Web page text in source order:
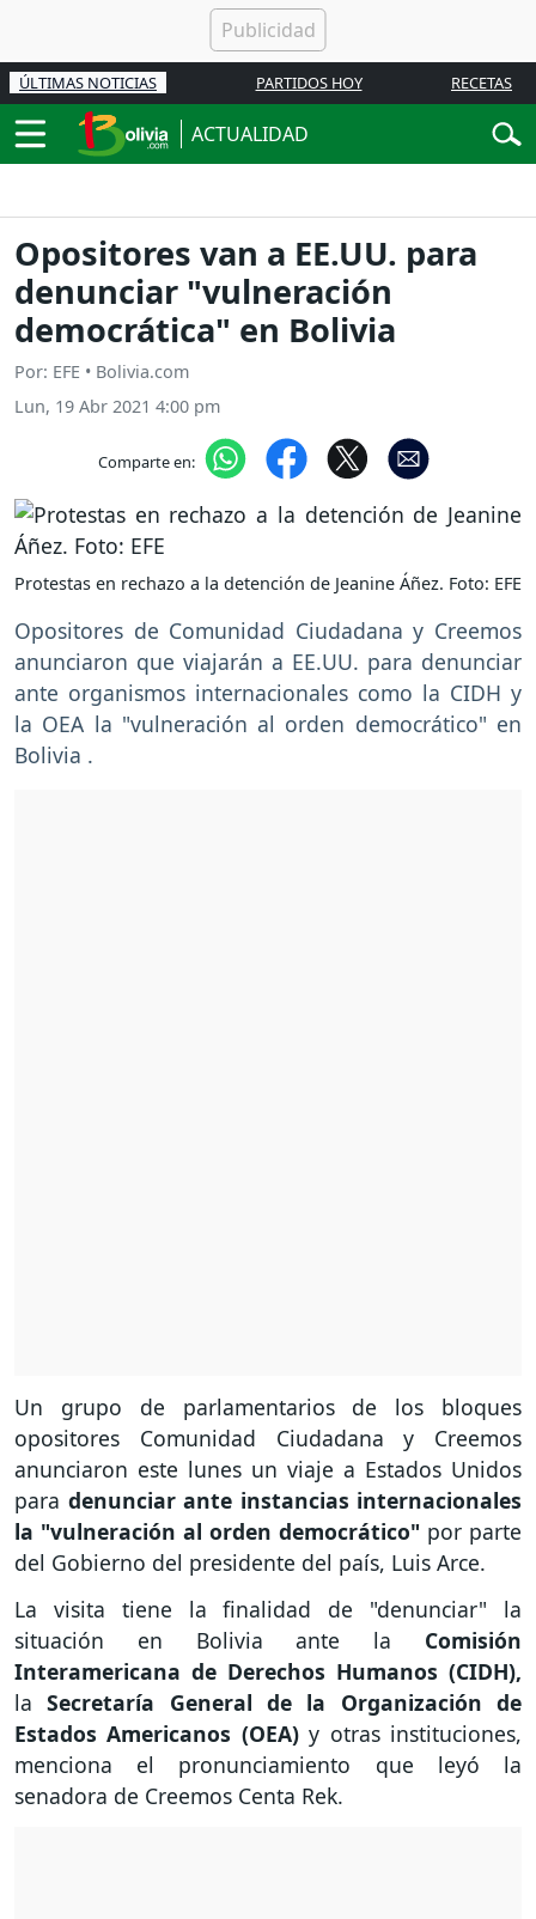
ÚLTIMAS NOTICIAS PARTIDOS HOY RECETAS
ACTUALIDAD
Opositores van a EE.UU. para
denunciar "vulneración
democrática" en Bolivia
Por: EFE • Bolivia.com
Lun, 19 Abr 2021 4:00 pm
Comparte en:
Protestas en rechazo a la detención de Jeanine Áñez. Foto: EFE
Opositores de Comunidad Ciudadana y Creemos
anunciaron que viajarán a EE.UU. para denunciar
ante organismos internacionales como la CIDH y
la OEA la "vulneración al orden democrático" en
Bolivia .
Un grupo de parlamentarios de los bloques
opositores Comunidad Ciudadana y Creemos
anunciaron este lunes un viaje a Estados Unidos
para denunciar ante instancias internacionales
la "vulneración al orden democrático" por parte
del Gobierno del presidente del país, Luis Arce.
La visita tiene la finalidad de "denunciar" la
situación en Bolivia ante la Comisión
Interamericana de Derechos Humanos (CIDH),
la Secretaría General de la Organización de
Estados Americanos (OEA)y otras instituciones,
menciona el pronunciamiento que leyó la
senadora de Creemos Centa Rek.